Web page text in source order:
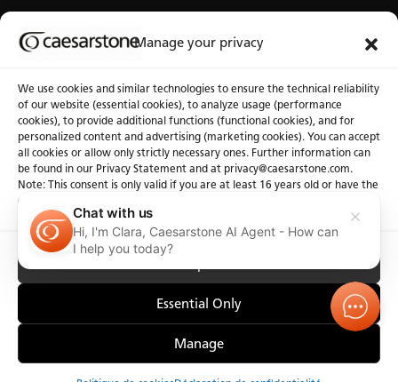
Manage your privacy
We use cookies and similar technologies to ensure the technical reliability
of our website (essential cookies), to analyze usage (performance
cookies), to provide additional functions (functional cookies), and for
personalized content and advertising (marketing cookies). You can accept
all cookies or allow only strictly necessary ones. Further information can
be found in our Privacy Statement and at privacy@caesarstone.com.
Note: This consent is only valid if you are at least 16 years old or have the
consent of your parent or guardian
Essential Only
Manage
Commander des échantillons
Pourquoi Caesarstone Communiquez avec nous
Confidentialité Politique de cookies
Avis d’accessibilité
Chat with us
Hi, I'm Clara, Caesarstone AI Agent - How can
I help you today?